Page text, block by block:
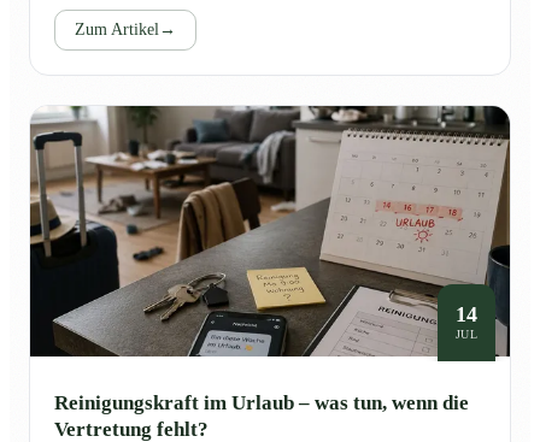
Zum Artikel →
14
JUL
Reinigungskraft im Urlaub – was tun, wenn die
Vertretung fehlt?